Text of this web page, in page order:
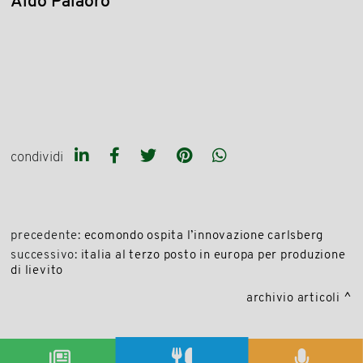
condividi
precedente: ecomondo ospita l’innovazione carlsberg
successivo: italia al terzo posto in europa per produzione
di lievito
archivio articoli